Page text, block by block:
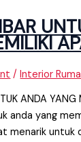
/Interior
ANDA YANG
anda yang
menarik untuk